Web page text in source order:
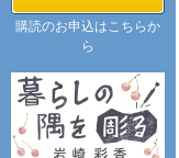
購読のお申込はこちらか
ら